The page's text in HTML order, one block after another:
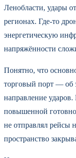
Ленобласти, удары
регионах. Где-то
энергетическую
напряжённости
Понятно, что
торговый порт — об
направление
повышенной
не отправлял рейсы
пространство